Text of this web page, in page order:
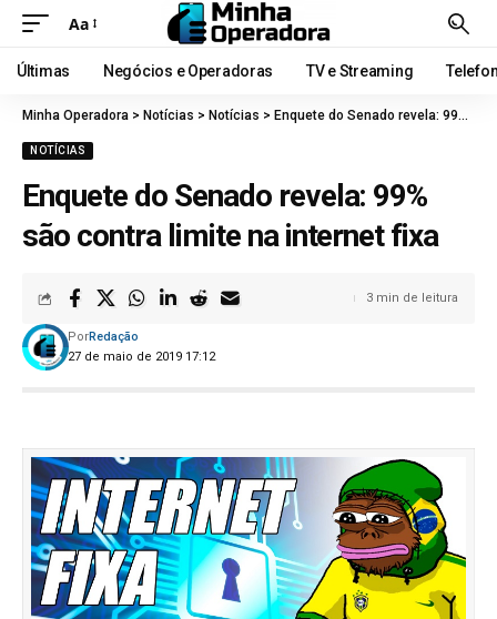
Aa
Últimas Negócios e Operadoras TV e Streaming
Minha Operadora > Notícias > Notícias > Enquete do Senado revela: 99% são contra limite na internet fixa
NOTÍCIAS
Enquete do Senado revela: 99%
são contra limite na internet fixa
27 de maio de 2019 17:12
PorRedação
3 min de leitura